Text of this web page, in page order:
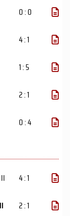
0 : 0
4 : 1
1 : 5
2 : 1
0 : 4
4 : 1
2 : 1